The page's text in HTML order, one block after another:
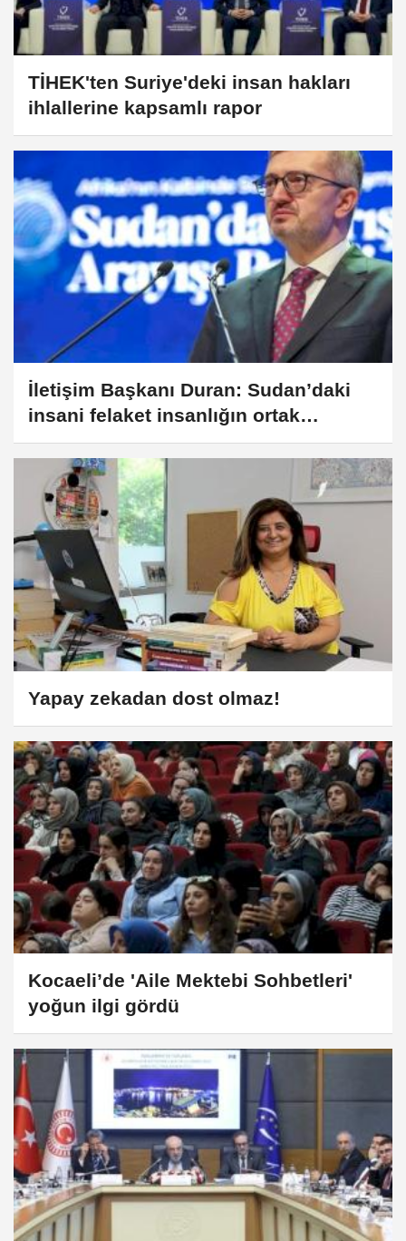
TİHEK'ten Suriye'deki insan hakları
ihlallerine kapsamlı rapor
İletişim Başkanı Duran: Sudan’daki
insani felaket insanlığın ortak
vicdanını yaralıyor
Yapay zekadan dost olmaz!
Kocaeli’de 'Aile Mektebi Sohbetleri'
yoğun ilgi gördü